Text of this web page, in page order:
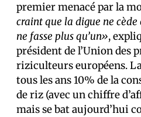
premier menacé par la
craint que la digue ne cède
ne fasse plus qu’un»,
président de l’Union des
riziculteurs européens.
tous les ans 10% de la
de riz (avec un chiffre
mais se bat aujourd’hui